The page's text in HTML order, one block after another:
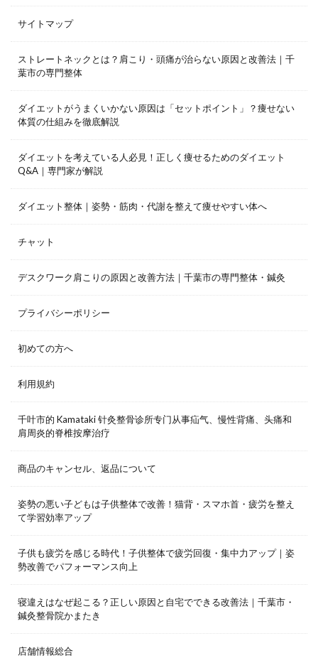
サイトマップ
ストレートネックとは？肩こり・頭痛が治らない原因と改善法｜千
葉市の専門整体
ダイエットがうまくいかない原因は「セットポイント」？痩せない
体質の仕組みを徹底解説
ダイエットを考えている人必見！正しく痩せるためのダイエット
Q&A｜専門家が解説
ダイエット整体｜姿勢・筋肉・代謝を整えて痩せやすい体へ
チャット
デスクワーク肩こりの原因と改善方法｜千葉市の専門整体・鍼灸
プライバシーポリシー
初めての方へ
利用規約
千叶市的 Kamataki 针灸整骨诊所专门从事疝气、慢性背痛、头痛和
肩周炎的脊椎按摩治疗
商品のキャンセル、返品について
姿勢の悪い子どもは子供整体で改善！猫背・スマホ首・疲労を整え
て学習効率アップ
子供も疲労を感じる時代！子供整体で疲労回復・集中力アップ｜姿
勢改善でパフォーマンス向上
寝違えはなぜ起こる？正しい原因と自宅でできる改善法｜千葉市・
鍼灸整骨院かまたき
店舗情報総合